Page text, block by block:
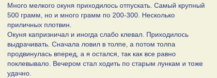
Много мелкого окуня приходилось отпускать. Самый крупный
500 грамм, но и много грамм по 200-300. Несколько
приличных плотвин.
Окуня капризничал и иногда слабо клевал. Приходилось
выдрачивать. Сначала ловил в толпе, а потом толпа
продвинулась вперед, а я остался, так как все равно
поклевывало. Вечером стал ходить по старым лункам и тоже
удачно.